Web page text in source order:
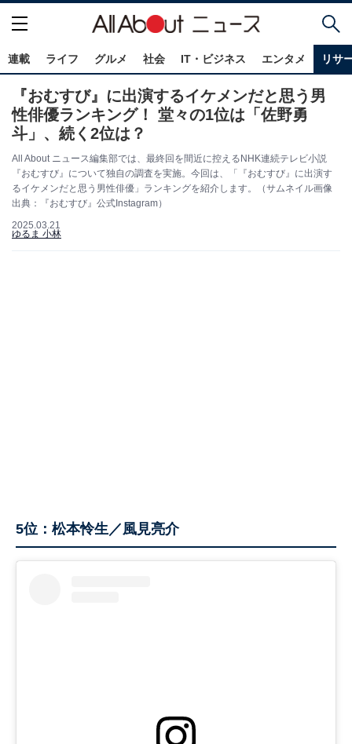
連載 ライフ グルメ 社会 IT・ビジネス エンタメ リサ
『おむすび』に出演するイケメンだと思う男
性俳優ランキング！ 堂々の1位は「佐野勇
斗」、続く2位は？
All About ニュース編集部では、最終回を間近に控えるNHK連続テレビ小説
『おむすび』について独自の調査を実施。今回は、「『おむすび』に出演す
るイケメンだと思う男性俳優」ランキングを紹介します。（サムネイル画像
出典：『おむすび』公式Instagram）
2025.03.21
ゆるま 小林
5位：松本怜生／風見亮介